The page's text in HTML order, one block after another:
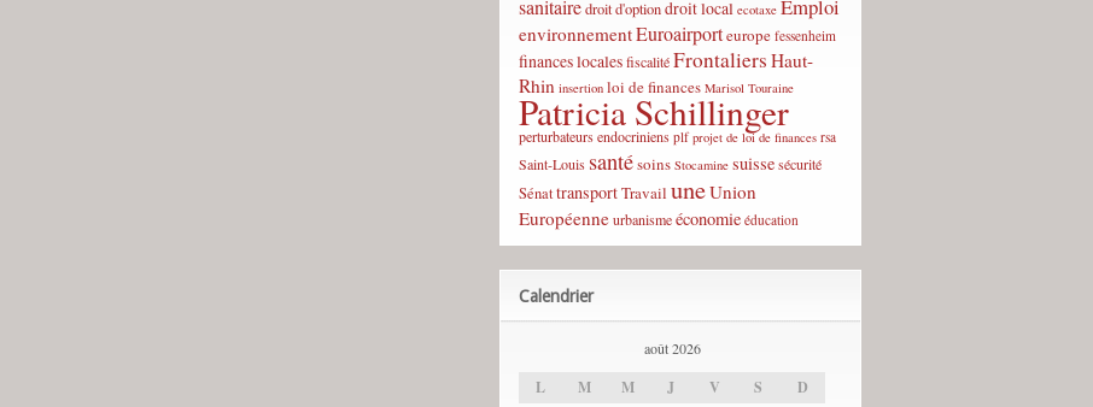
sanitairedroit d'optiondroit local ecotaxe Emploi
environnementEuroairporteurope fessenheim
finances localesfiscalitéFrontaliers Haut-
Rhin insertion loi de finances Marisol Touraine
Patricia Schillinger
perturbateurs endocriniens plf projet de loi de finances rsa
Saint-Louis santésoins Stocamine suissesécurité
SénattransportTravail uneUnion
Européenneurbanismeéconomie éducation
Calendrier
août 2026
L M M J V S D